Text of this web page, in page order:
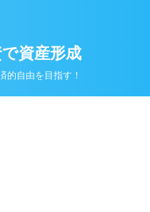
資産形成
的自由を目指す！